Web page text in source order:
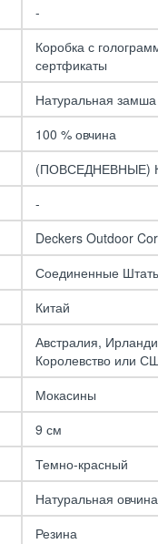
-
Коробка с
сертфикаты
Натуральная замша
100 % овчина
(ПОВСЕДНЕВНЫЕ)
-
Deckers Outdoor
Соединенные
Китай
Австралия,
Королевство или
Мокасины
9 см
Темно-красный
Натуральная овчина
Резина